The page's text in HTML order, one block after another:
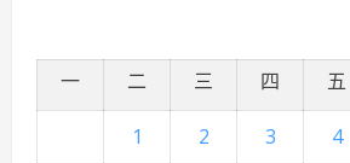
一 二 三 四 五
1 2 3 4